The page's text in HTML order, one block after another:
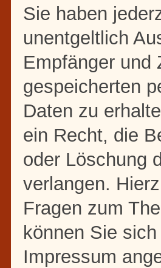
Sie haben
unentgeltlich
Empfänger und
gespeicherten
Daten zu
ein Recht, die
oder Löschung
verlangen.
Fragen zum
können Sie
Impressum